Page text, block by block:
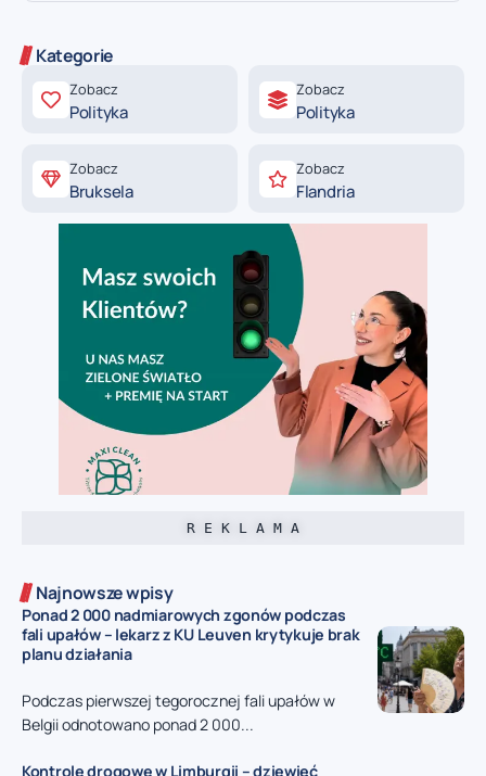
Kategorie
Zobacz
Polityka
Zobacz
Polityka
Zobacz
Bruksela
Zobacz
Flandria
R E K L A M A
Najnowsze wpisy
Ponad 2 000 nadmiarowych zgonów podczas
fali upałów – lekarz z KU Leuven krytykuje brak
planu działania
Podczas pierwszej tegorocznej fali upałów w
Belgii odnotowano ponad 2 000...
Kontrole drogowe w Limburgii – dziewięć